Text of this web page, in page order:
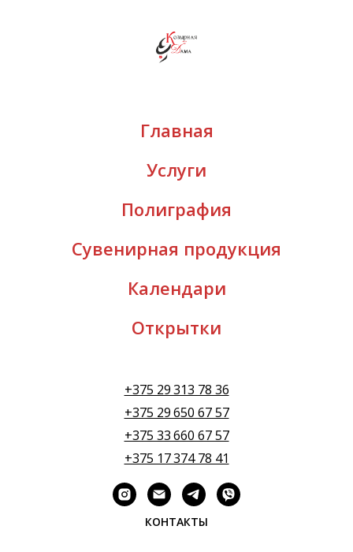
Главная
Услуги
Полиграфия
Сувенирная продукция
Календари
Открытки
+375 29 313 78 36
+375 29 650 67 57
+375 33 660 67 57
+375 17 374 78 41
КОНТАКТЫ